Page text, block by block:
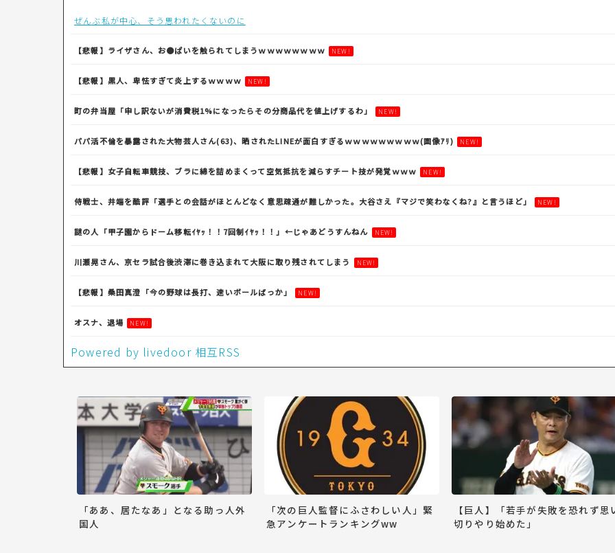
ぜんぶ私が中心、そう思われたくないのに
【悲報】ライザさん、お●ぱいを触られてしまうｗｗｗｗｗｗｗｗ NEW!
【悲報】黒人、卑怯すぎて炎上するｗｗｗｗ NEW!
町の弁当屋「申し訳ないが消費税1%になったらその分商品代を値上げするわ」 NEW!
パパ活不倫を暴露された大物芸人さん(63)、晒されたLINEが面白すぎるｗｗｗｗｗｗｗｗｗ(画像ｱﾘ) NEW!
【悲報】女子自転車競技、ブラに綿を詰めまくって空気抵抗を減らすチート技が発覚ｗｗｗ NEW!
侍戦士、井端を酷評「選手との会話がほとんどなく意思疎通が難しかった。大谷さえ『マジで笑わなくね?』と言うほど」 NEW!
謎の人「甲子園からドーム移転ｲﾔｯ！！7回制ｲﾔｯ！！」←じゃあどうすんねん NEW!
川瀬晃さん、京セラ試合後渋滞に巻き込まれて大阪に取り残されてしまう NEW!
【悲報】桑田真澄「今の野球は長打、速いボールばっか」 NEW!
オスナ、退場 NEW!
Powered by livedoor 相互RSS
「ああ、居たなあ」となる助っ人外
国人
「次の巨人監督にふさわしい人」緊
急アンケートランキングww
【巨人】「若手が失敗を恐れず思
切りやり始めた」